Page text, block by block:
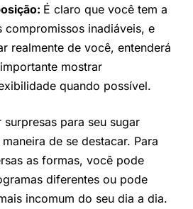
É claro que você tem a
compromissos inadiáveis, e
realmente de você, entenderá
mostrar
quando possível.
surpresas para seu sugar
de se destacar. Para
as formas, você pode
diferentes ou pode
incomum do seu dia a dia.